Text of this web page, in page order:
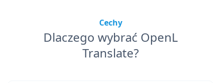
Cechy
Dlaczego wybrać OpenL
Translate?